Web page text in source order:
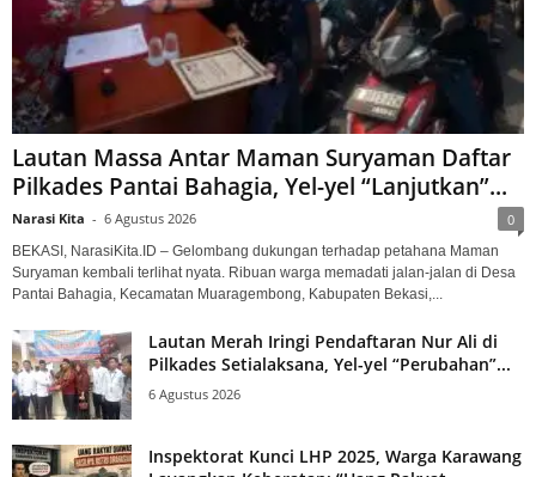
Lautan Massa Antar Maman Suryaman Daftar
Pilkades Pantai Bahagia, Yel-yel “Lanjutkan”...
Narasi Kita - 6 Agustus 2026 0
BEKASI, NarasiKita.ID – Gelombang dukungan terhadap petahana Maman
Suryaman kembali terlihat nyata. Ribuan warga memadati jalan-jalan di Desa
Pantai Bahagia, Kecamatan Muaragembong, Kabupaten Bekasi,...
Lautan Merah Iringi Pendaftaran Nur Ali di
Pilkades Setialaksana, Yel-yel “Perubahan”...
6 Agustus 2026
Inspektorat Kunci LHP 2025, Warga Karawang